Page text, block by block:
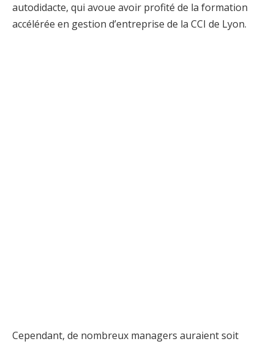
autodidacte, qui avoue avoir profité de la formation
accélérée en gestion d’entreprise de la CCI de Lyon.
Cependant, de nombreux managers auraient soit